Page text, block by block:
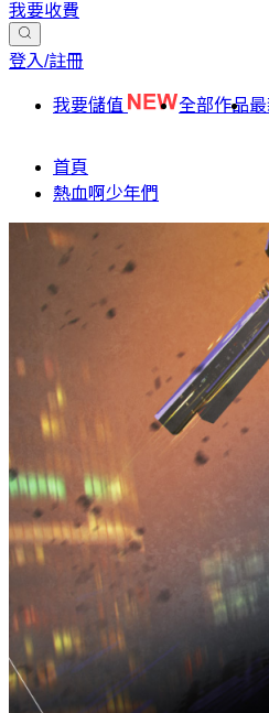
我要收費
登入/註冊
我要儲值 全部作品
首頁
熱血啊少年們